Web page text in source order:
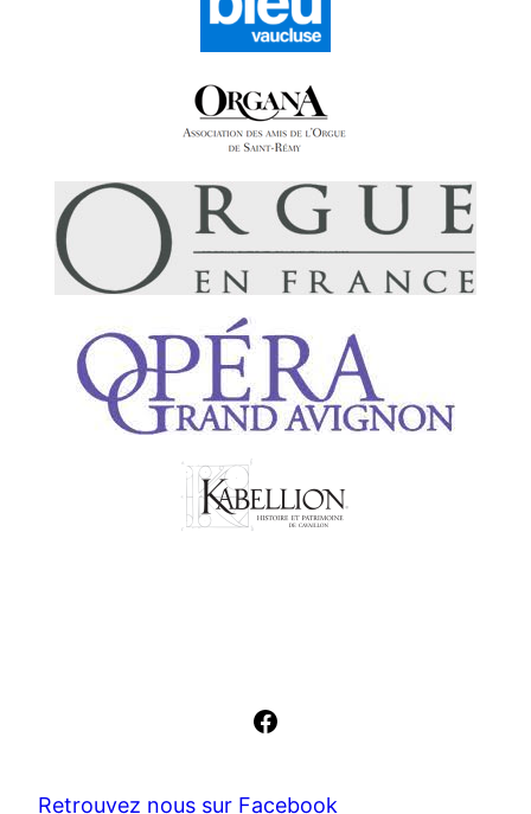
Facebook
Retrouvez nous sur Facebook